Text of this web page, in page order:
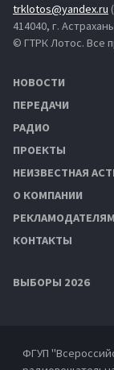
trklotos@yandex.ru
414040, г.
© ГТРК Лотос. Все
НОВОСТИ
ПЕРЕДАЧИ
РАДИО
ПРОЕКТЫ
НЕИЗВЕСТНАЯ
О КОМПАНИИ
РЕКЛАМОДАТЕЛЯМ
КОНТАКТЫ
ВЫБОРЫ 2026
ФГУП